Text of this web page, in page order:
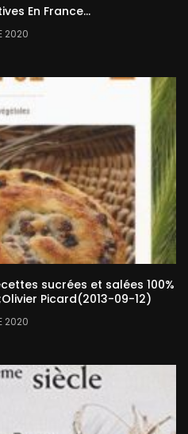
En France…
2020
sucrées et salées 100%
Picard(2013-09-12)
2020